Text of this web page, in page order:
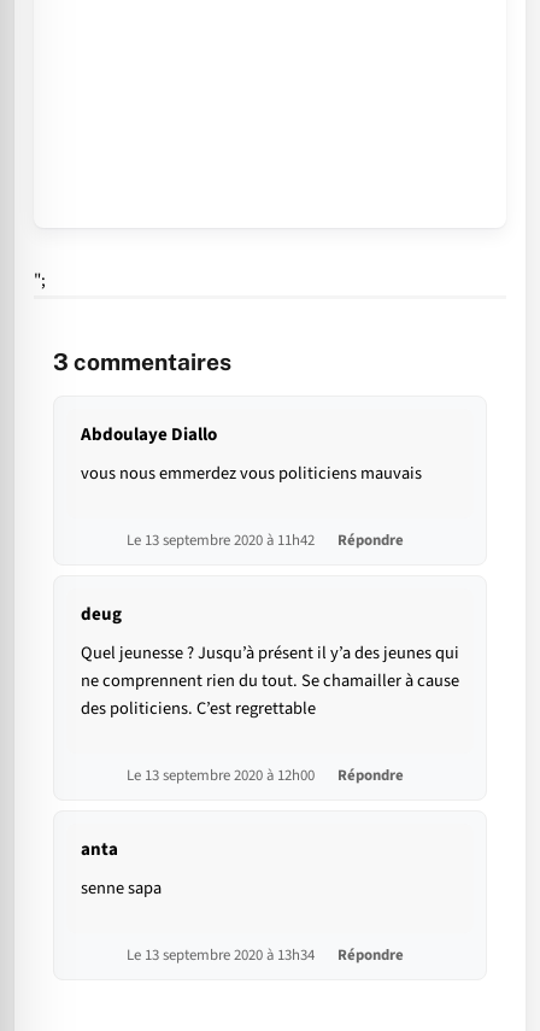
";
3 commentaires
Abdoulaye Diallo
vous nous emmerdez vous politiciens mauvais
Le 13 septembre 2020 à 11h42 Répondre
deug
Quel jeunesse ? Jusqu’à présent il y’a des jeunes qui
ne comprennent rien du tout. Se chamailler à cause
des politiciens. C’est regrettable
Le 13 septembre 2020 à 12h00 Répondre
anta
senne sapa
Le 13 septembre 2020 à 13h34 Répondre